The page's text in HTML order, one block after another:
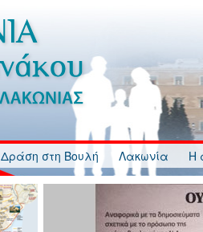
Δράση στη Βουλή Λακωνία Η